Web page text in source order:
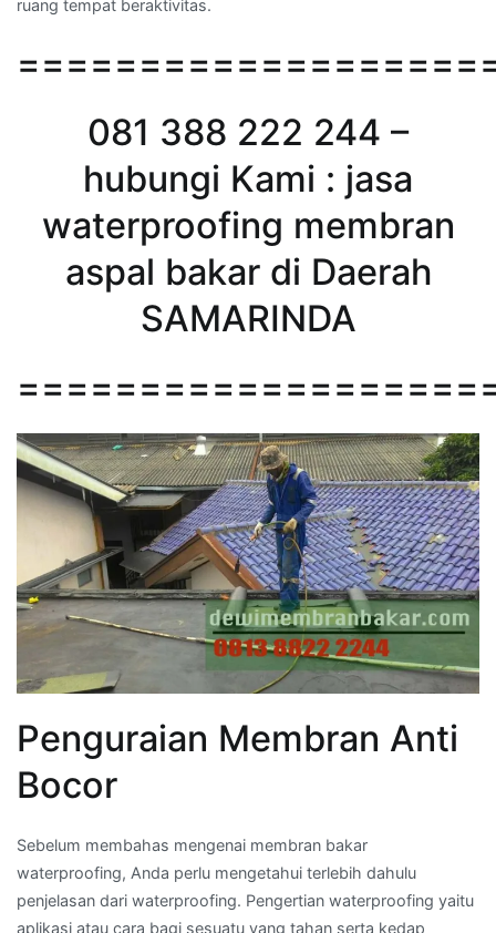
ruang tempat beraktivitas.
081 388 222 244 –
hubungi Kami : jasa
waterproofing membran
aspal bakar di Daerah
SAMARINDA
Penguraian Membran Anti
Bocor
Sebelum membahas mengenai membran bakar
waterproofing, Anda perlu mengetahui terlebih dahulu
penjelasan dari waterproofing. Pengertian waterproofing yaitu
aplikasi atau cara bagi sesuatu yang tahan serta kedap